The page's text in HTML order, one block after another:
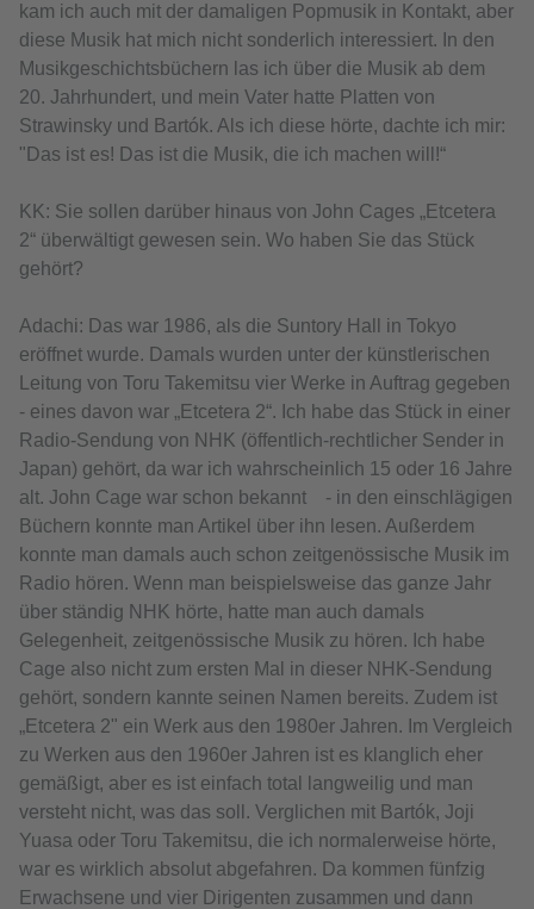
kam ich auch mit der damaligen Popmusik in Kontakt, aber
diese Musik hat mich nicht sonderlich interessiert. In den
Musikgeschichtsbüchern las ich über die Musik ab dem
20. Jahrhundert, und mein Vater hatte Platten von
Strawinsky und Bartók. Als ich diese hörte, dachte ich mir:
"Das ist es! Das ist die Musik, die ich machen will!“
KK: Sie sollen darüber hinaus von John Cages „Etcetera
2“ überwältigt gewesen sein. Wo haben Sie das Stück
gehört?
Adachi: Das war 1986, als die Suntory Hall in Tokyo
eröffnet wurde. Damals wurden unter der künstlerischen
Leitung von Toru Takemitsu vier Werke in Auftrag gegeben
- eines davon war „Etcetera 2“. Ich habe das Stück in einer
Radio-Sendung von NHK (öffentlich-rechtlicher Sender in
Japan) gehört, da war ich wahrscheinlich 15 oder 16 Jahre
alt. John Cage war schon bekannt - in den einschlägigen
Büchern konnte man Artikel über ihn lesen. Außerdem
konnte man damals auch schon zeitgenössische Musik im
Radio hören. Wenn man beispielsweise das ganze Jahr
über ständig NHK hörte, hatte man auch damals
Gelegenheit, zeitgenössische Musik zu hören. Ich habe
Cage also nicht zum ersten Mal in dieser NHK-Sendung
gehört, sondern kannte seinen Namen bereits. Zudem ist
„Etcetera 2" ein Werk aus den 1980er Jahren. Im Vergleich
zu Werken aus den 1960er Jahren ist es klanglich eher
gemäßigt, aber es ist einfach total langweilig und man
versteht nicht, was das soll. Verglichen mit Bartók, Joji
Yuasa oder Toru Takemitsu, die ich normalerweise hörte,
war es wirklich absolut abgefahren. Da kommen fünfzig
Erwachsene und vier Dirigenten zusammen und dann